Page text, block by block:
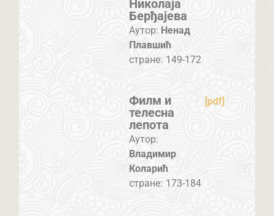
Николаја
Берђајева
Аутор: Ненад
Плавшић
стране: 149-172
Филм и
телесна
лепота
[pdf]
Аутор:
Владимир
Коларић
стране: 173-184